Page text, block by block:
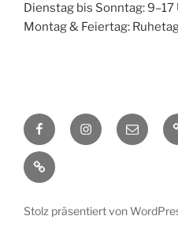
Dienstag bis Sonntag: 9–17
Montag & Feiertag:
FacebookInstagram
E-
Mail
Datenschutzerklärung
Stolz präsentiert von